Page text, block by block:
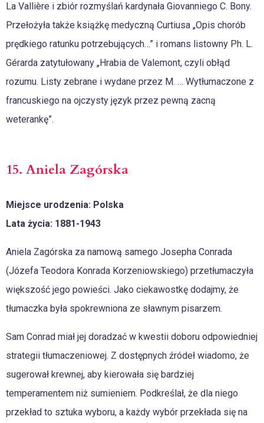
La Vallière i zbiór rozmyślań kardynała Giovanniego C. Bony.
Przełożyła także książkę medyczną Curtiusa „Opis chorób
prędkiego ratunku potrzebujących…” i romans listowny Ph. L.
Gérarda zatytułowany „Hrabia de Valemont, czyli obłąd
rozumu. Listy zebrane i wydane przez M. … Wytłumaczone z
francuskiego na ojczysty język przez pewną zacną
weterankę”.
15. Aniela Zagórska
Miejsce urodzenia: Polska
Lata życia: 1881-1943
Aniela Zagórska za namową samego Josepha Conrada
(Józefa Teodora Konrada Korzeniowskiego) przetłumaczyła
większość jego powieści. Jako ciekawostkę dodajmy, że
tłumaczka była spokrewniona ze sławnym pisarzem.
Sam Conrad miał jej doradzać w kwestii doboru odpowiedniej
strategii tłumaczeniowej. Z dostępnych źródeł wiadomo, że
sugerował krewnej, aby kierowała się bardziej
temperamentem niż sumieniem. Podkreślał, że dla niego
przekład to sztuka wyboru, a każdy wybór przekłada się na